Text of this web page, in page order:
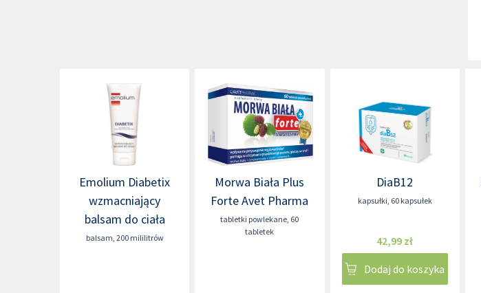
Emolium Diabetix
wzmacniający
balsam do ciała
balsam, 200 mililitrów
Morwa Biała Plus
Forte Avet Pharma
tabletki powlekane, 60
tabletek
DiaB12
kapsułki, 60 kapsułek
42,99 zł
Dodaj do koszyka